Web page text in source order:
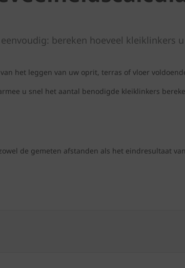
eenvoudig: bereken hoeveel kleiklinkers
het leggen van uw oprit, terras of vloer
u snel het aantal benodigde kleiklinkers
de gemeten afstanden als het eindresultaat